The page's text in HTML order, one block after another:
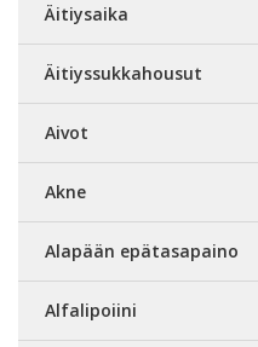
Äitiysaika
Äitiyssukkahousut
Aivot
Akne
Alapään epätasapaino
Alfalipoiini